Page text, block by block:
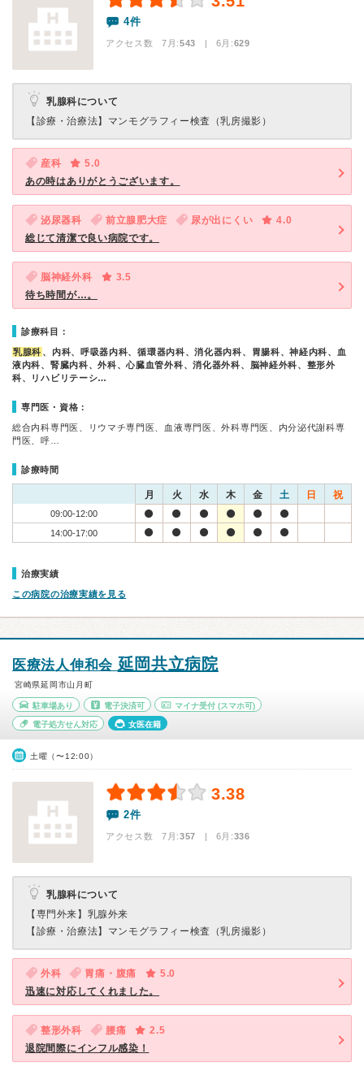
4件
アクセス数 7月:543 | 6月:629
乳腺科について
【診療・治療法】 マンモグラフィー検査（乳房撮影）
産科
5.0
あの時はありがとうございます。
泌尿器科 前立腺肥大症 尿が出にくい
4.0
総じて清潔で良い病院です。
脳神経外科
3.5
待ち時間が…。
診療科目：
乳腺科 、内科、呼吸器内科、循環器内科、消化器内科、胃腸科、神経内科、血
液内科、腎臓内科、外科、心臓血管外科、消化器外科、脳神経外科、整形外
科、リハビリテーシ…
専門医・資格：
総合内科専門医、リウマチ専門医、血液専門医、外科専門医、内分泌代謝科専
門医、呼…
診療時間
月 火 水 木 金 土 日 祝
09:00-12:00
14:00-17:00
治療実績
この病院の治療実績を見る
医療法人伸和会 延岡共立病院
宮崎県延岡市山月町
駐車場あり 電子決済可 マイナ受付 (スマホ可)
電子処方せん対応 女医在籍
土曜（〜12:00）
3.38
2件
アクセス数 7月:357 | 6月:336
乳腺科について
【専門外来】 乳腺外来
【診療・治療法】 マンモグラフィー検査（乳房撮影）
外科 胃痛・腹痛
5.0
迅速に対応してくれました。
整形外科 腰痛
2.5
退院間際にインフル感染！